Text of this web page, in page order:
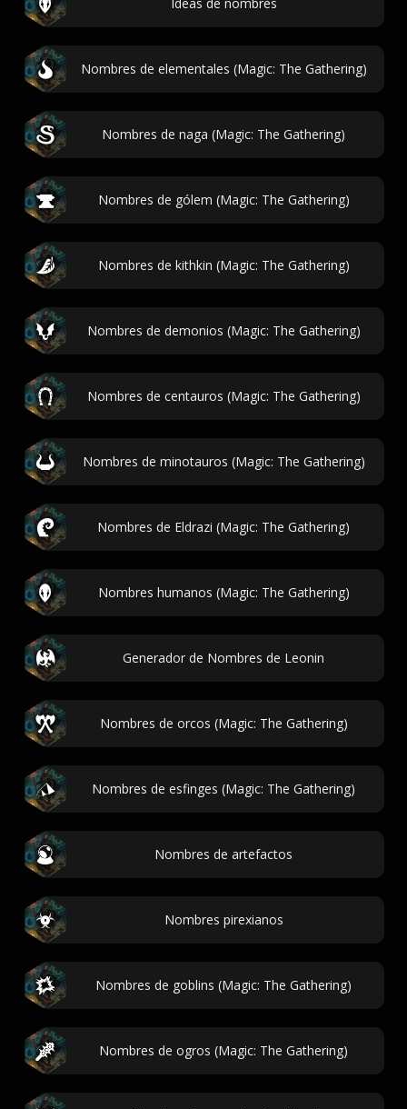
Nombres de elementales (Magic: The Gathering)
Nombres de naga (Magic: The Gathering)
Nombres de gólem (Magic: The Gathering)
Nombres de kithkin (Magic: The Gathering)
Nombres de demonios (Magic: The Gathering)
Nombres de centauros (Magic: The Gathering)
Nombres de minotauros (Magic: The Gathering)
Nombres de Eldrazi (Magic: The Gathering)
Nombres humanos (Magic: The Gathering)
Generador de Nombres de Leonin
Nombres de orcos (Magic: The Gathering)
Nombres de esfinges (Magic: The Gathering)
Nombres de artefactos
Nombres pirexianos
Nombres de goblins (Magic: The Gathering)
Nombres de ogros (Magic: The Gathering)